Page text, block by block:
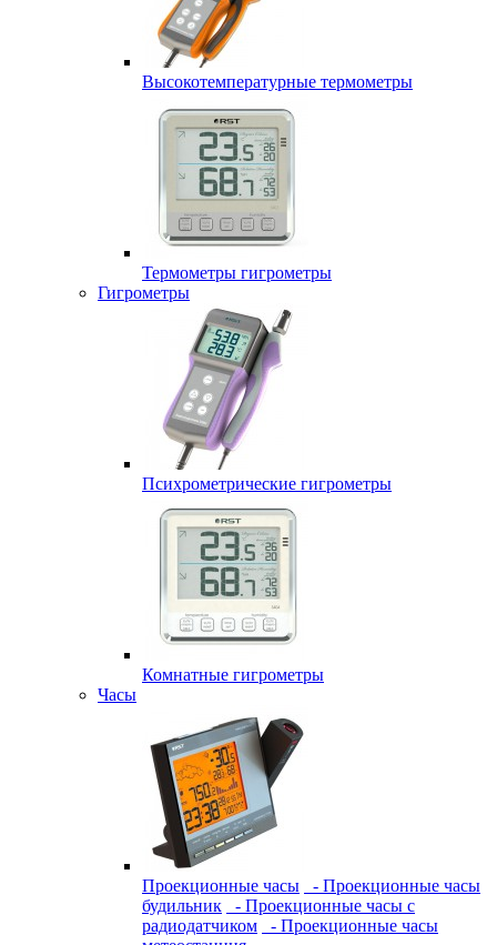
Высокотемпературные термометры
Термометры гигрометры
Гигрометры
Психрометрические гигрометры
Комнатные гигрометры
Часы
Проекционные часы
- Проекционные часы
будильник
- Проекционные часы с
радиодатчиком
- Проекционные часы